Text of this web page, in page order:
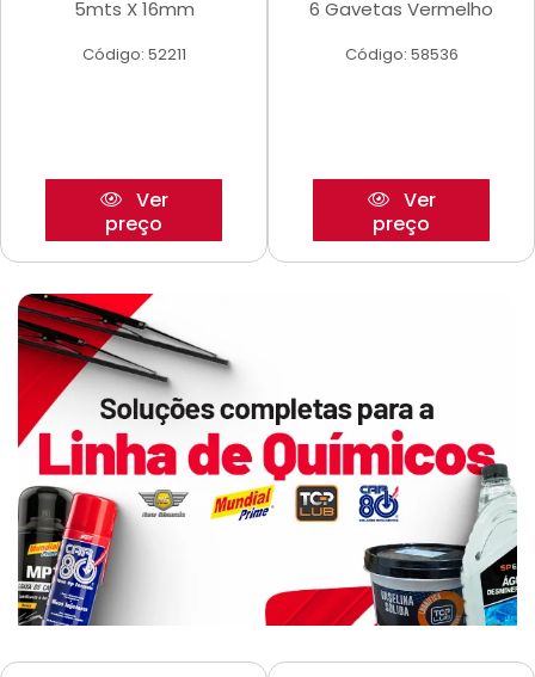
5mts X 16mm
Código: 52211
Ver
preço
6 Gavetas Vermelho
Código: 58536
Ver
preço